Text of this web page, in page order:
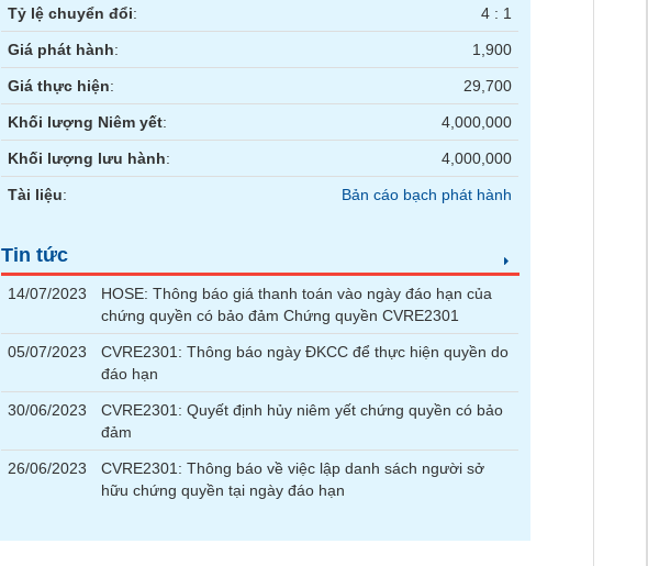
Tỷ lệ chuyển đổi: 4 : 1
Giá phát hành: 1,900
Giá thực hiện: 29,700
Khối lượng Niêm yết: 4,000,000
Khối lượng lưu hành: 4,000,000
Tài liệu: Bản cáo bạch phát hành
Tin tức
14/07/2023
HOSE: Thông báo giá thanh toán vào ngày đáo hạn của
chứng quyền có bảo đảm Chứng quyền CVRE2301
05/07/2023
CVRE2301: Thông báo ngày ĐKCC để thực hiện quyền do
đáo hạn
30/06/2023
CVRE2301: Quyết định hủy niêm yết chứng quyền có bảo
đảm
26/06/2023
CVRE2301: Thông báo về việc lập danh sách người sở
hữu chứng quyền tại ngày đáo hạn